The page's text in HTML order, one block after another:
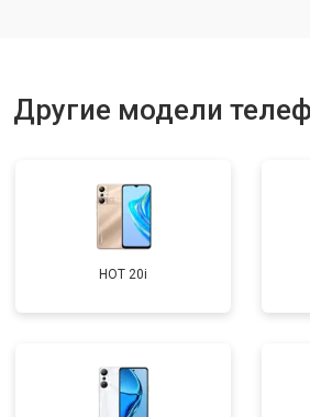
Другие модели
HOT 20i